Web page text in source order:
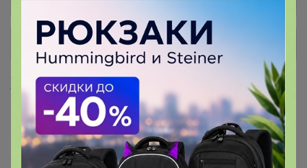
+ Ещё 19 каталогов
Хиты продаж